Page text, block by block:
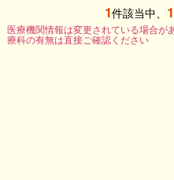
1件該当中、 1
医療機関情報は変更されている場合が
療科の有無は直接ご確認ください